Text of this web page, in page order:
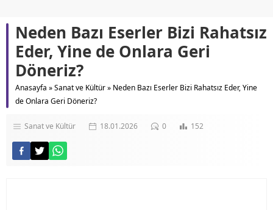
Neden Bazı Eserler Bizi Rahatsız
Eder, Yine de Onlara Geri
Döneriz?
Anasayfa »Sanat ve Kültür» Neden Bazı Eserler Bizi Rahatsız Eder, Yine
de Onlara Geri Döneriz?
Sanat ve Kültür 18.01.2026 0 152